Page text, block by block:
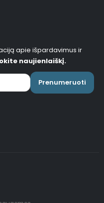
apie išpardavimus ir
naujienlaiškį.
Prenumeruoti